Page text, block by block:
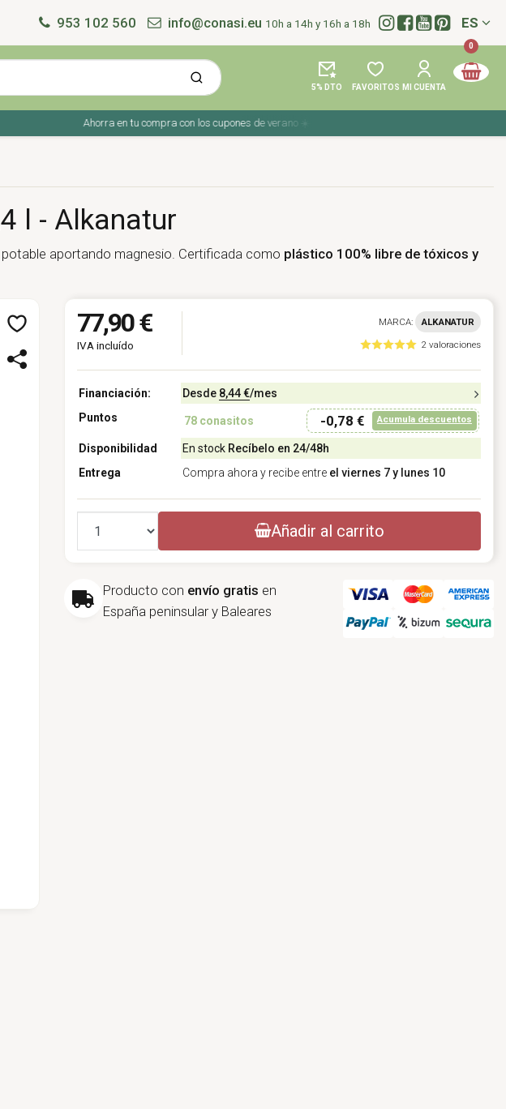
953 102 560 info@conasi.eu 10h a 14h y 16h a 18h Idioma:
ES
5% DTO FAVORITOS MI CUENTA
0
Ahorra en tu compra con los cupones de verano ☀️ ¡Del 27 julio al 9 agosto!
l - Alkanatur
aportando magnesio. Certificada como plástico 100% libre de tóxicos y
77,90 €
IVA incluído
MARCA:
ALKANATUR
2 valoraciones
Financiación: Desde 8,44 €/mes
Puntos
78conasitos -0,78 € Acumula descuentos
Disponibilidad En stock Recíbelo en 24/48h
Entrega
Compra ahora y recibe entre el viernes 7 y lunes 10
Cantidad Añadir al carrito
Producto con envío gratis en
España peninsular y Baleares